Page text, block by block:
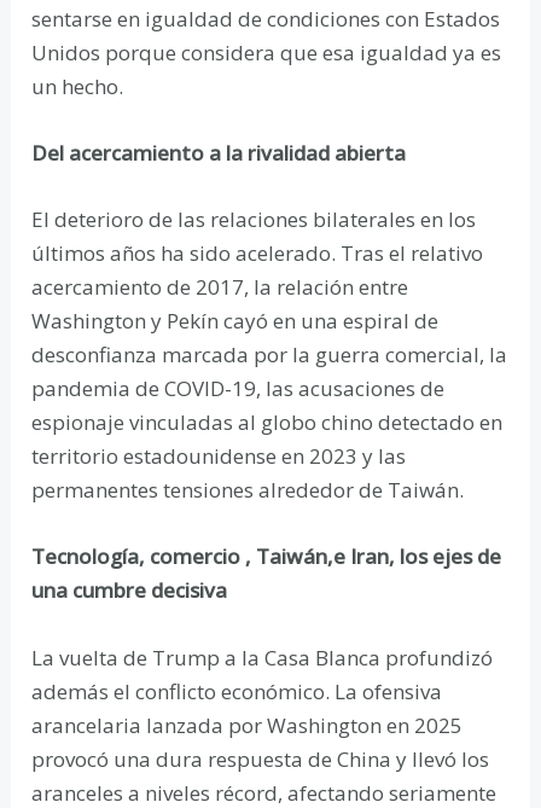
sentarse en igualdad de condiciones con Estados
Unidos porque considera que esa igualdad ya es
un hecho.
Del acercamiento a la rivalidad abierta
El deterioro de las relaciones bilaterales en los
últimos años ha sido acelerado. Tras el relativo
acercamiento de 2017, la relación entre
Washington y Pekín cayó en una espiral de
desconfianza marcada por la guerra comercial, la
pandemia de COVID-19, las acusaciones de
espionaje vinculadas al globo chino detectado en
territorio estadounidense en 2023 y las
permanentes tensiones alrededor de Taiwán.
Tecnología, comercio , Taiwán,e Iran, los ejes de
una cumbre decisiva
La vuelta de Trump a la Casa Blanca profundizó
además el conflicto económico. La ofensiva
arancelaria lanzada por Washington en 2025
provocó una dura respuesta de China y llevó los
aranceles a niveles récord, afectando seriamente